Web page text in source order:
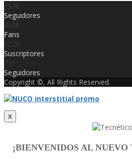
19.3K
Seguidores
43.5K
Fans
12.2K
Suscriptores
730
Seguidores
Copyright ©, All Rights Reserved.
X
¡BIENVENIDOS AL